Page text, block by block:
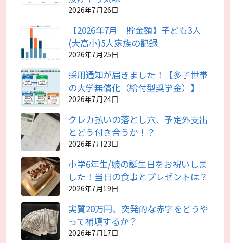
2026年7月26日
【2026年7月｜貯金額】子ども3人
(大高小)5人家族の記録
2026年7月25日
採用通知が届きました！【多子世帯
の大学無償化（給付型奨学金）】
2026年7月24日
クレカ払いの落とし穴、予定外支出
とどう付き合うか！？
2026年7月23日
小学6年生/娘の誕生日をお祝いしま
した！当日の食事とプレゼントは？
2026年7月19日
実質20万円、突発的な赤字をどうや
って補填するか？
2026年7月17日